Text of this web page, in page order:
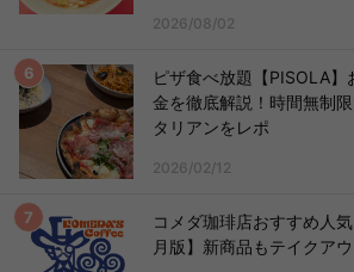
2026/08/02
ピザ食べ放題【PISOLA
金を徹底解説！時間無制
タリアンをレポ
2026/02/12
コメダ珈琲店おすすめ人
月版】新商品もテイクア